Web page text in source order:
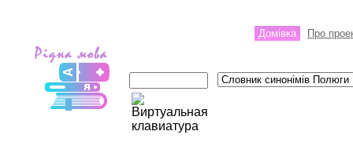
Домівка Про